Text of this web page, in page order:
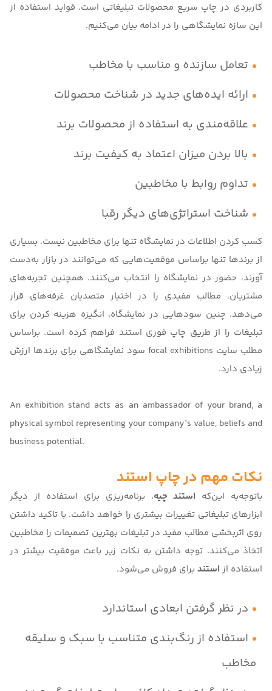
کاربردی در چاپ سریع محصولات تبلیغاتی است. فواید استفاده از
این سازه نمایشگاهی را در ادامه بیان می‌کنیم.
تعامل سازنده و مناسب با مخاطب
ارائه ایده‌های جدید در شناخت محصولات
علاقه‌مندی به استفاده از محصولات برند
بالا بردن میزان اعتماد به کیفیت برند
تداوم روابط با مخاطبین
شناخت استراتژی‌های دیگر رقبا
کسب کردن اطلاعات در نمایشگاه تنها برای مخاطبین نیست. بسیاری
از برندها تنها براساس موقعیت‌هایی که می‌توانند در بازار به‌دست
آورند، حضور در نمایشگاه را انتخاب می‌کنند. همچنین تجربه‌های
مشتریان، مطالب مفیدی را در اختیار متصدیان غرفه‌های قرار
می‌دهد. چنین سودهایی در نمایشگاه، انگیزه هزینه کردن برای
تبلیغات را از طریق چاپ فوری استند فراهم کرده است. براساس
مطلب سایت focal exhibitions سود نمایشگاهی برای برندها ارزش
زیادی دارد.
An exhibition stand acts as an ambassador of your brand, a
physical symbol representing your company’s value, beliefs and
business potential.
نکات مهم در چاپ استند
باتوجه‌به این‌که استند چیه، برنامه‌ریزی برای استفاده از دیگر
ابزارهای تبلیغاتی تغییرات بیشتری را خواهد داشت. با تاکید داشتن
روی اثربخشی مطالب مفید در تبلیغات بهترین تصمیمات را مخاطبین
اتخاذ می‌کنند. توجه داشتن به نکات زیر باعث موفقیت بیشتر در
استفاده از استند برای فروش می‌شود.
در نظر گرفتن ابعادی استاندارد
استفاده از رنگ‌بندی متناسب با سبک و سلیقه
مخاطب